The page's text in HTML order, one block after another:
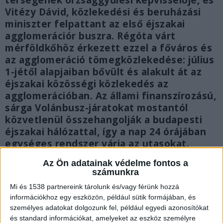
Az Ön adatainak védelme fontos a
számunkra
Mi és 1538 partnereink tárolunk és/vagy férünk hozzá
információkhoz egy eszközön, például sütik formájában, és
személyes adatokat dolgozunk fel, például egyedi azonosítókat
és standard információkat, amelyeket az eszköz személyre
Vitézy Dávid, közlekedési és beruházási
miniszter felpattant az első éjszakai
agglomerációr buszra. Régóta várt
mérföldkőhöz érkezett ezzel a főváros és
az agglomeráció tömegközlekedése: július
1-jétől alapjaiban bővült és alakult át az
éjszakai közösségi közlekedés az
agglomerációban. Az állami finanszírozású,
sárga Volánbusz-járatokat mostantól
közvetlenül összehangolják a budapesti
éjszakai hálózattal, így a nap 24 órájában
egységes rendszer várja az utasokat.